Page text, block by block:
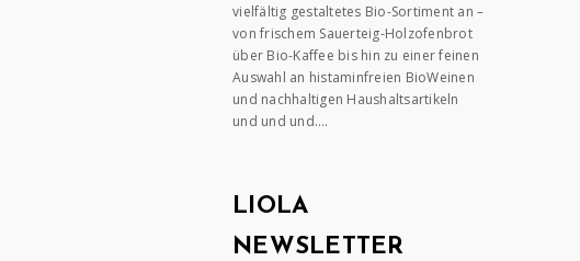
vielfältig gestaltetes Bio-Sortiment an –
von frischem Sauerteig-Holzofenbrot
über Bio-Kaffee bis hin zu einer feinen
Auswahl an histaminfreien BioWeinen
und nachhaltigen Haushaltsartikeln
und und und….
LIOLA
NEWSLETTER